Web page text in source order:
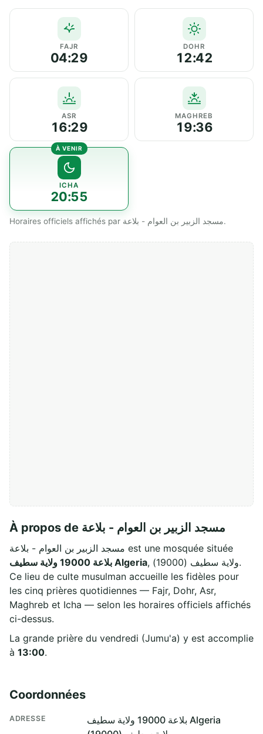
FAJR
04:29
DOHR
12:42
ASR
16:29
MAGHREB
19:36
ICHA
20:55
Horaires officiels affichés par مسجد الزبير بن العوام - بلاعة.
À propos de مسجد الزبير بن العوام - بلاعة
مسجد الزبير بن العوام - بلاعة est une mosquée située
بلاعة 19000 ولاية سطيف Algeria, ولاية سطيف (19000).
Ce lieu de culte musulman accueille les fidèles pour
les cinq prières quotidiennes — Fajr, Dohr, Asr,
Maghreb et Icha — selon les horaires officiels affichés
ci-dessus.
La grande prière du vendredi (Jumu'a) y est accomplie
à 13:00.
Coordonnées
ADRESSE
بلاعة 19000 ولاية سطيف Algeria